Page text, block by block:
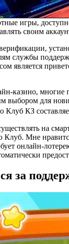
игры,
своим
службы
является
казино,
выбором для
Клуб КЗ
на
Клуб. Мне
онлайн-
за